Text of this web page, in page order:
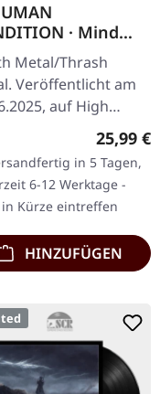
· Mind
| PISS YELLOW
Metal/Thrash
Veröffentlicht am
auf High
gelbes Vinyl,
schweres Cover,
Download Code…
25,99 €
in 5 Tagen,
6-12 Werktage -
Kürze eintreffen
HINZUFÜGEN